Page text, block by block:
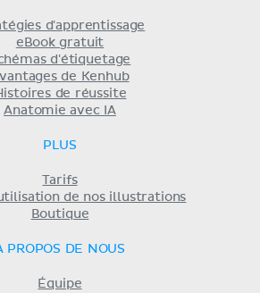
d'apprentissage
eBook gratuit
d'étiquetage
de Kenhub
de réussite
Anatomie avec IA
PLUS
Tarifs
de nos illustrations
Boutique
PROPOS DE NOUS
Équipe